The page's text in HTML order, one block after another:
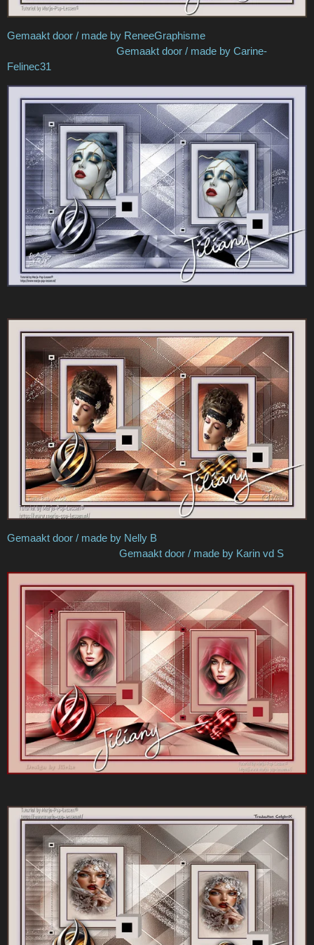
Gemaakt door / made by ReneeGraphisme
Gemaakt door / made by Carine-
Felinec31
Gemaakt door / made by Nelly B
Gemaakt door / made by Karin vd S